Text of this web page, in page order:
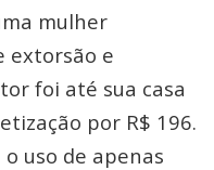
mulher
extorsão e
foi até sua casa
por R$ 196.
uso de apenas